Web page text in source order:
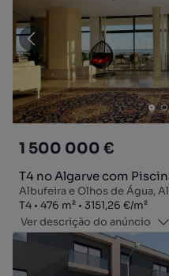
1 500 000 €
T4 no Algarve com
Albufeira e Olhos de Água,
Tipologia
T4
Zona476 m²
Preço por metro quadrado
3151,26 €/m²
Ver descrição do anúncio